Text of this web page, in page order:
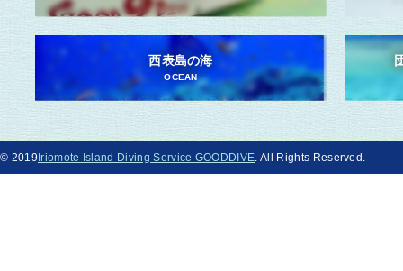
西表島の海
OCEAN
© 2019Iriomote Island Diving Service GOODDIVE . All Rights Reserved.